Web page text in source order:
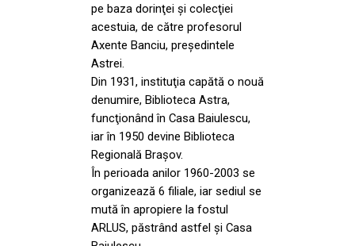
pe baza dorinţei şi colecţiei
acestuia, de către profesorul
Axente Banciu, preşedintele
Astrei.
Din 1931, instituţia capătă o nouă
denumire, Biblioteca Astra,
funcţionând în Casa Baiulescu,
iar în 1950 devine Biblioteca
Regională Braşov.
În perioada anilor 1960-2003 se
organizează 6 filiale, iar sediul se
mută în apropiere la fostul
ARLUS, păstrând astfel şi Casa